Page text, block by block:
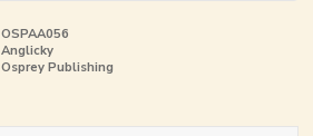
OSPAA056
Anglicky
Osprey Publishing